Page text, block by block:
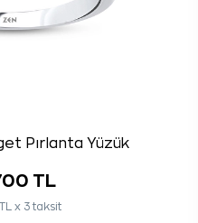
Pırlanta Yüzük
TL
x 3 taksit